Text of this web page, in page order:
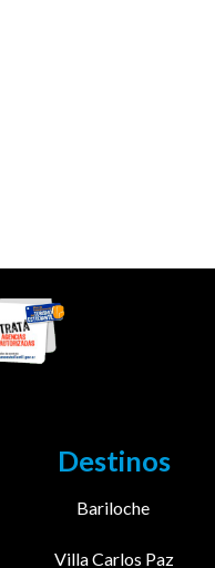
Destinos
Bariloche
Villa Carlos Paz